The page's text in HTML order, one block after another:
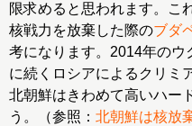
限求めると思われます。こ
核戦力を放棄した際のブダ
考になります。2014年のウ
に続くロシアによるクリミ
北朝鮮はきわめて高いハー
う。（参照： 北朝鮮は核放